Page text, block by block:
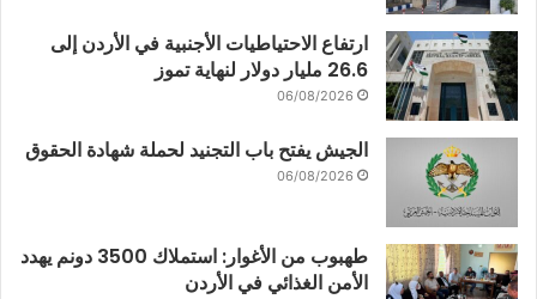
ارتفاع الاحتياطيات الأجنبية في الأردن إلى
26.6 مليار دولار لنهاية تموز
06/08/2026
الجيش يفتح باب التجنيد لحملة شهادة الحقوق
06/08/2026
طهبوب من الأغوار: استملاك 3500 دونم يهدد
الأمن الغذائي في الأردن